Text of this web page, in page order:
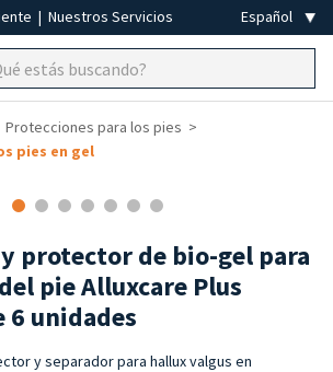
| Nuestros Servicios
Protecciones para los pies
pies en gel
protector de bio-gel para
pie Alluxcare Plus
6 unidades
y separador para hallux valgus en